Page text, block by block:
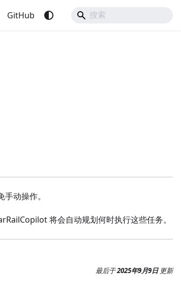
GitHub
动操作。
将会自动规划何时执行这些任务。
最后于2025年9月9日 更新